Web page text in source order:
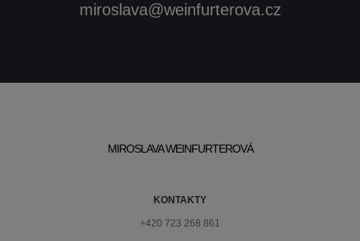
miroslava@weinfurterova.cz
MIROSLAVA WEINFURTEROVÁ
KONTAKTY
+420 723 268 861